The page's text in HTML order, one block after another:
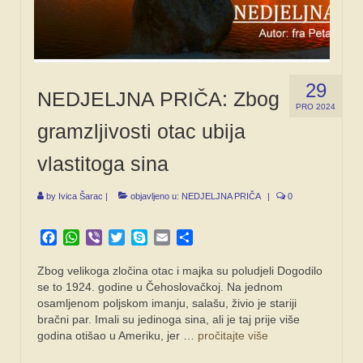
29
PRO 2024
NEDJELJNA PRIČA: Zbog
gramzljivosti otac ubija
vlastitoga sina
by Ivica Šarac objavljeno u: NEDJELJNA PRIČA 0
Facebook
WhatsApp
Viber TwitterSkypeEmail
Zbog velikoga zločina otac i majka su poludjeli Dogodilo
se to 1924. godine u Čehoslovačkoj. Na jednom
osamljenom poljskom imanju, salašu, živio je stariji
bračni par. Imali su jedinoga sina, ali je taj prije više
godina otišao u Ameriku, jer … pročitajte više